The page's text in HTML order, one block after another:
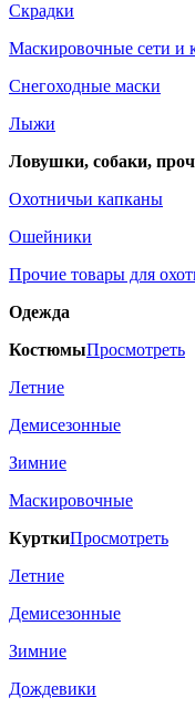
Скрадки
Маскировочные сети и
Снегоходные маски
Лыжи
Ловушки, собаки,
Охотничьи капканы
Ошейники
Прочие товары для
Одежда
КостюмыПросмотреть
Летние
Демисезонные
Зимние
Маскировочные
КурткиПросмотреть
Летние
Демисезонные
Зимние
Дождевики